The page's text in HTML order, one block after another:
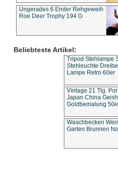
Ungerades 6 Ender Rehgeweih
Roe Deer Trophy 194 G
Beliebteste Artikel:
Tripod Stehlampe
Stehleuchte
Lampe Retro 60er
Vintage 21 Tlg.
Japan China
Goldbemalung
Waschbecken
Garten Brunnen